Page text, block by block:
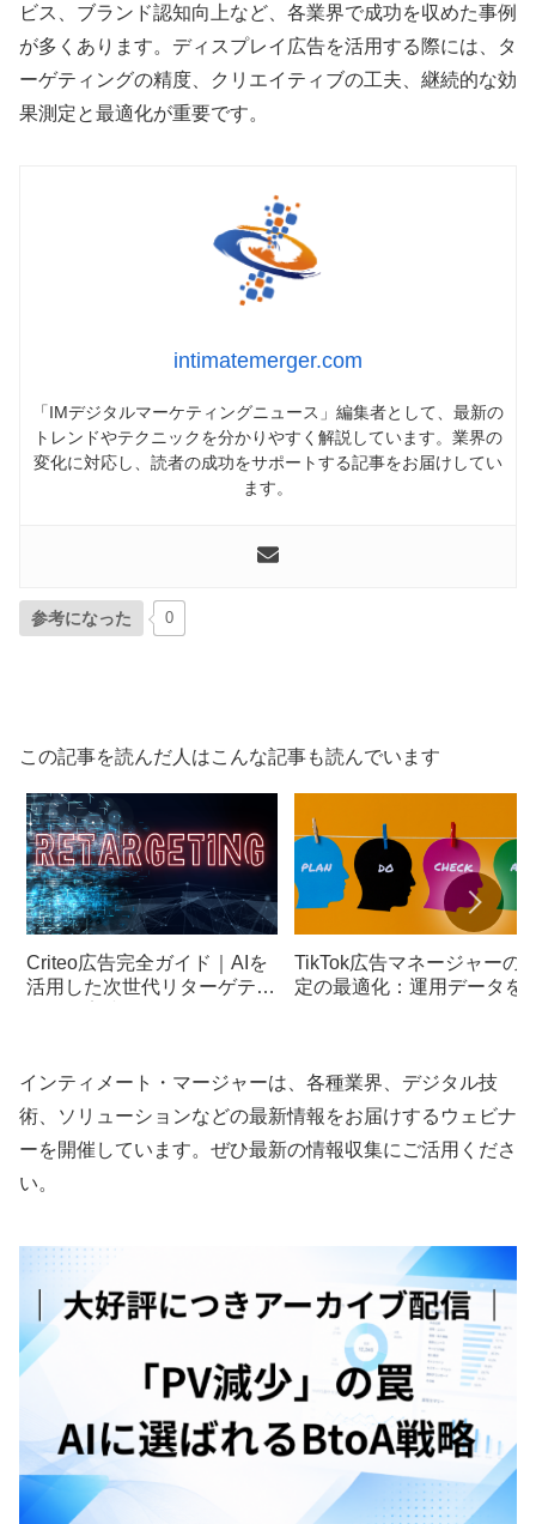
ビス、ブランド認知向上など、各業界で成功を収めた事例
が多くあります。ディスプレイ広告を活用する際には、タ
ーゲティングの精度、クリエイティブの工夫、継続的な効
果測定と最適化が重要です。
intimatemerger.com
「IMデジタルマーケティングニュース」編集者として、最新の
トレンドやテクニックを分かりやすく解説しています。業界の
変化に対応し、読者の成功をサポートする記事をお届けしてい
ます。
参考になった 0
この記事を読んだ人はこんな記事も読んでいます
Criteo広告完全ガイド｜AIを
活用した次世代リターゲティ
TikTok広告マネージャーの
定の最適化：運用データを
インティメート・マージャーは、各種業界、デジタル技
術、ソリューションなどの最新情報をお届けするウェビナ
ーを開催しています。ぜひ最新の情報収集にご活用くださ
い。